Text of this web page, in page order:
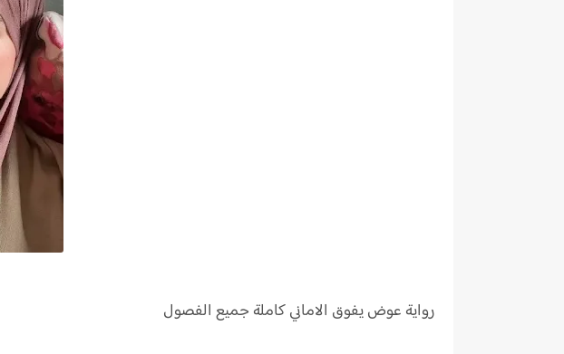
رواية عوض يفوق الاماني كاملة جميع الفصول